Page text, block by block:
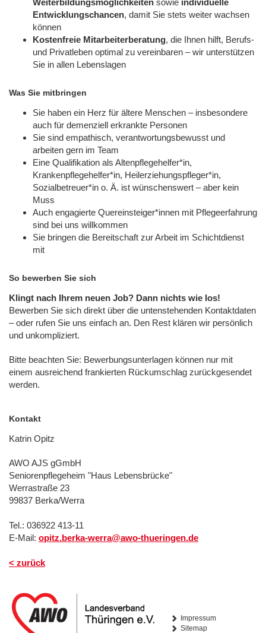
Entwicklungschancen, damit Sie stets weiter wachsen
können
Kostenfreie Mitarbeiterberatung, die Ihnen hilft, Berufs-
und Privatleben optimal zu vereinbaren – wir unterstützen
Sie in allen Lebenslagen
Was Sie mitbringen
Sie haben ein Herz für ältere Menschen – insbesondere
auch für demenziell erkrankte Personen
Sie sind empathisch, verantwortungsbewusst und
arbeiten gern im Team
Eine Qualifikation als Altenpflegehelfer*in,
Krankenpflegehelfer*in, Heilerziehungspfleger*in,
Sozialbetreuer*in o. Ä. ist wünschenswert – aber kein
Muss
Auch engagierte Quereinsteiger*innen mit Pflegeerfahrung
sind bei uns willkommen
Sie bringen die Bereitschaft zur Arbeit im Schichtdienst
mit
So bewerben Sie sich
Klingt nach Ihrem neuen Job? Dann nichts wie los!
Bewerben Sie sich direkt über die untenstehenden Kontaktdaten
– oder rufen Sie uns einfach an. Den Rest klären wir persönlich
und unkompliziert.
Bitte beachten Sie: Bewerbungsunterlagen können nur mit
einem ausreichend frankierten Rückumschlag zurückgesendet
werden.
Kontakt
Katrin Opitz
AWO AJS gGmbH
Seniorenpflegeheim "Haus Lebensbrücke"
Werrastraße 23
99837 Berka/Werra
Tel.: 036922 413-11
E-Mail: opitz.berka-werra@awo-thueringen.de
< zurück
Impressum
Sitemap